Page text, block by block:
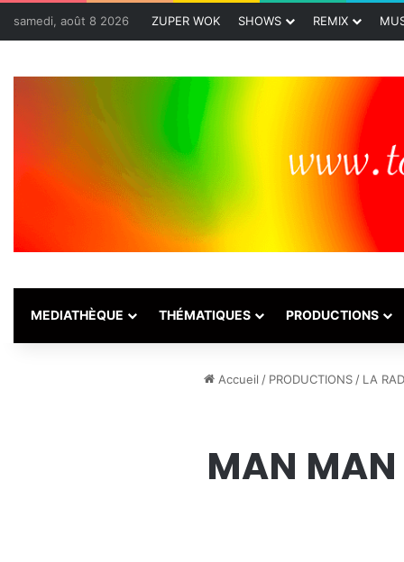
samedi, août 8 2026 ZUPER WOK SHOWS REMIX
MEDIATHÈQUE THÉMATIQUES PRODUCTIONS
Accueil / PRODUCTIONS / LA
MAN